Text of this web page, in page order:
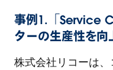
事例1.「Service
ターの生産性を向
株式会社リコーは